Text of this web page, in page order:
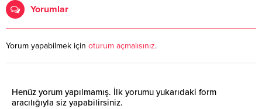
Yorumlar
Yorum yapabilmek için oturum açmalısınız.
Henüz yorum yapılmamış. İlk yorumu yukarıdaki form
aracılığıyla siz yapabilirsiniz.